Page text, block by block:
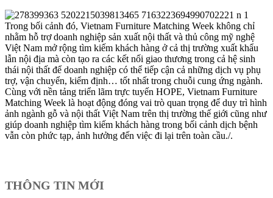
Trong bối cảnh đó, Vietnam Furniture Matching Week không chỉ
nhằm hỗ trợ doanh nghiệp sản xuất nội thất và thủ công mỹ nghệ
Việt Nam mở rộng tìm kiếm khách hàng ở cả thị trường xuất khẩu
lẫn nội địa mà còn tạo ra các kết nối giao thương trong cả hệ sinh
thái nội thất để doanh nghiệp có thể tiếp cận cả những dịch vụ phụ
trợ, vận chuyển, kiểm định… tốt nhất trong chuỗi cung ứng ngành.
Cùng với nền tảng triển lãm trực tuyến HOPE, Vietnam Furniture
Matching Week là hoạt động đóng vai trò quan trọng để duy trì hình
ảnh ngành gỗ và nội thất Việt Nam trên thị trường thế giới cũng như
giúp doanh nghiệp tìm kiếm khách hàng trong bối cảnh dịch bệnh
vẫn còn phức tạp, ảnh hưởng đến việc đi lại trên toàn cầu./.
THÔNG TIN MỚI